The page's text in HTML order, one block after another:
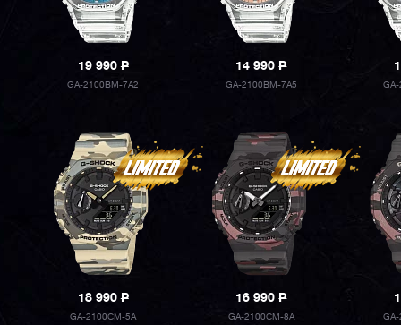
19 990P
GA-2100BM-7A2
14 990P
GA-2100BM-7A5
18 990P
GA-2100CM-5A
16 990P
GA-2100CM-8A GA-